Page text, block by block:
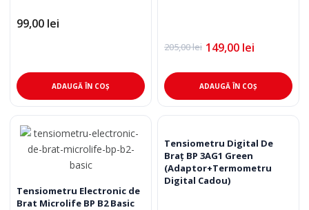
99,00 lei
ADAUGĂ ÎN COȘ
205,00lei
Prețul
a
fost:
205,00 lei.
149,00 lei
Prețul
este:
149,00 lei.ADAUGĂ ÎN COȘ
Tensiometru Electronic de
Brat Microlife BP B2 Basic
Tensiometru Digital De
Braţ BP 3AG1 Green
(Adaptor+Termometru
Digital Cadou)